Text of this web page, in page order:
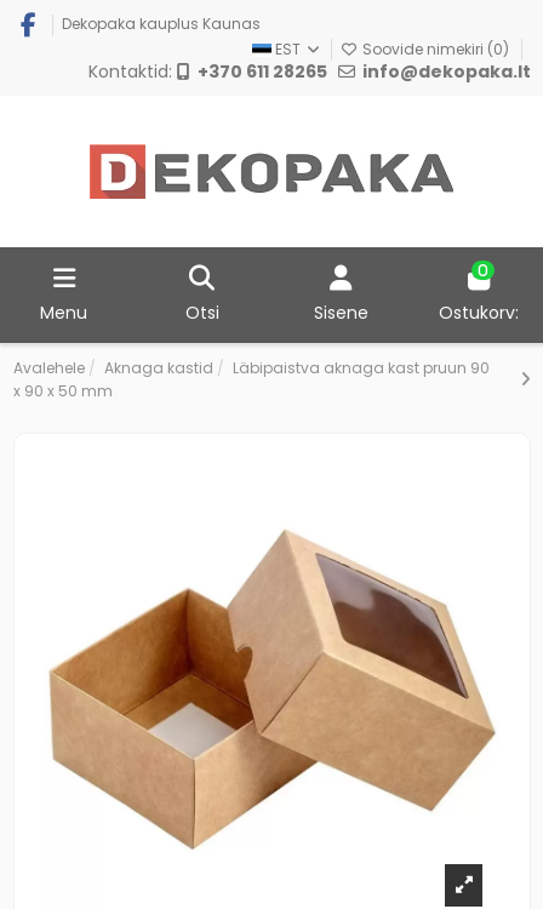
Dekopaka kauplus Kaunas
EST
Soovide nimekiri (0)
Kontaktid: +370 611 28265 info@dekopaka.lt
Menu Otsi Sisene
0
Ostukorv:
Avalehele Aknaga kastid
Läbipaistva aknaga kast pruun 90
x 90 x 50 mm